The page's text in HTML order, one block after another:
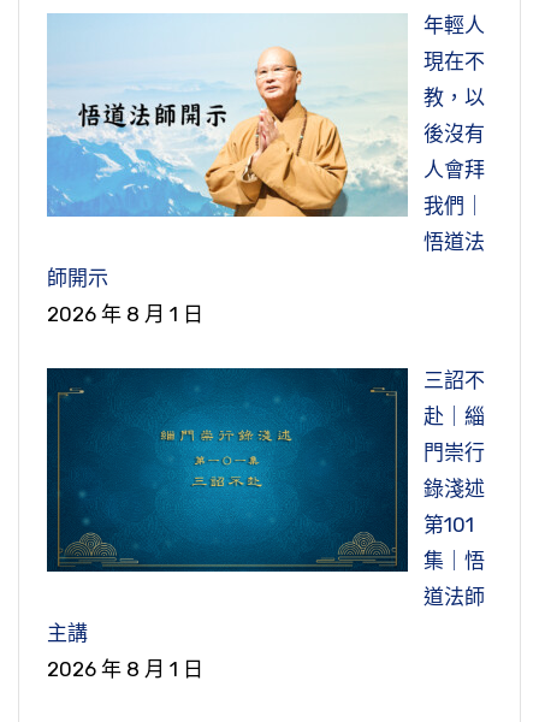
節錄自：淨土大經解演義（第九十三集）
這個道場也是念《無量壽經》，也是佛號晝夜不
間斷。我們聽到這個訊息，心裡面非常振奮，堅
定我們的信心。
節錄自：大乘無量壽經（第七十五集）
節錄自：大乘無量壽經五十一集
菩薩也不照顧，善神也不照顧了；不但不照顧他
們，連我們自己也不照顧了，這個虧才吃大了。
世間愚人很多，不曉得這個事實真相，那是真正
可憐。
到達西方極樂世界了，得到阿彌陀佛無比殊勝的
加持，你立刻就可以回到娑婆世界來，那個時候
節錄自：往生咒講記第三集
阿彌陀佛在極樂世界歡迎我們，我們見到無限的
歡喜，一生的願望總算是圓滿了。
活在這個世間，活一天幹一天，活兩天幹兩
天。往生極樂世界，同學會跟著阿彌陀佛一同來
接引，所以幫助同學助念功德很大，我去接他，
節錄自 法音宣流-第6集
接引。看到極樂世界，來跟我們說他的狀況，我
節錄自：澳洲淨宗學院餐後開示
說個老實話，都叫妄想。你如果不信的話，你仔
細去想一想，是非人我，你放下了沒有？名聞利
養，你放下了沒有？貪瞋痴慢，你放下了沒有？
如果這些統統都沒有放下，你不是在痴想，打妄
想嗎？除了老實念佛，還有哪一條路可走？真的
想通了、想明白了，萬緣放下。
年輕人
現在不
教，以
後沒有
人會拜
我們｜
悟道法
師開示
2026 年 8 月 1 日
三詔不
赴｜緇
門崇行
錄淺述
第101
集｜悟
道法師
主講
2026 年 8 月 1 日